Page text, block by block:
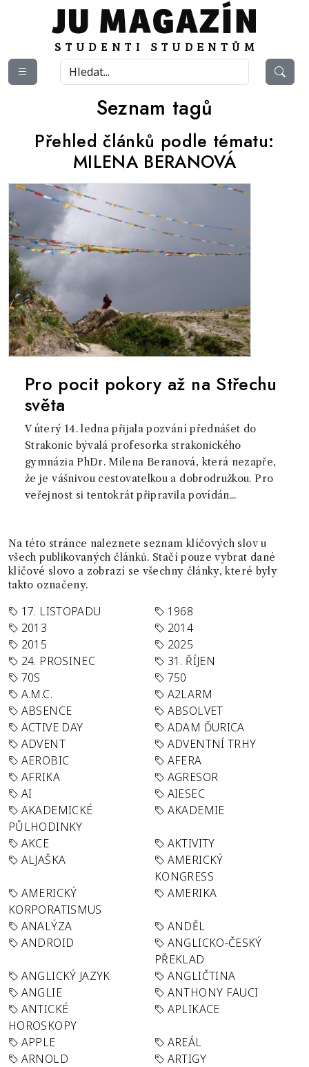
Seznam tagů
Přehled článků podle tématu:
MILENA BERANOVÁ
Pro pocit pokory až na Střechu
světa
V úterý 14. ledna přijala pozvání přednášet do
Strakonic bývalá profesorka strakonického
gymnázia PhDr. Milena Beranová, která nezapře,
že je vášnivou cestovatelkou a dobrodružkou. Pro
veřejnost si tentokrát připravila povídán...
Na této stránce naleznete seznam klíčových slov u
všech publikovaných článků. Stačí pouze vybrat dané
klíčové slovo a zobrazí se všechny články, které byly
takto označeny.
17. LISTOPADU
1968
2013
2014
2015
2025
24. PROSINEC
31. ŘÍJEN
70S
750
A.M.C.
A2LARM
ABSENCE
ABSOLVET
ACTIVE DAY
ADAM ĎURICA
ADVENT
ADVENTNÍ TRHY
AEROBIC
AFERA
AFRIKA
AGRESOR
AI
AIESEC
AKADEMICKÉ
PŮLHODINKY
AKADEMIE
AKCE
AKTIVITY
ALJAŠKA
AMERICKÝ
KONGRESS
AMERICKÝ
KORPORATISMUS
AMERIKA
ANALÝZA
ANDĚL
ANDROID
ANGLICKO-ČESKÝ
PŘEKLAD
ANGLICKÝ JAZYK
ANGLIČTINA
ANGLIE
ANTHONY FAUCI
ANTICKÉ
HOROSKOPY
APLIKACE
APPLE
AREÁL
ARNOLD
ARTIGY